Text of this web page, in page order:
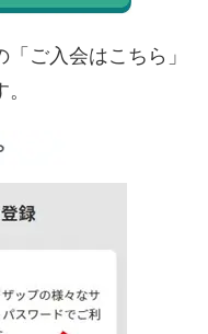
「ご入会はこちら」